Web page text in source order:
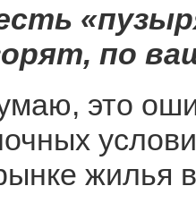
по
это
жилья